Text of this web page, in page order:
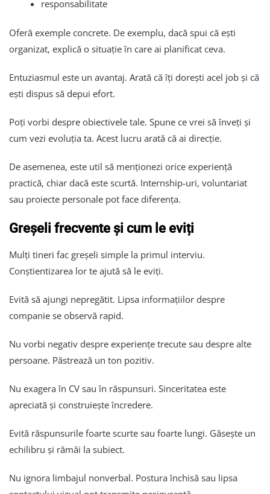
responsabilitate
Oferă exemple concrete. De exemplu, dacă spui că ești
organizat, explică o situație în care ai planificat ceva.
Entuziasmul este un avantaj. Arată că îți dorești acel job și că
ești dispus să depui efort.
Poți vorbi despre obiectivele tale. Spune ce vrei să înveți și
cum vezi evoluția ta. Acest lucru arată că ai direcție.
De asemenea, este util să menționezi orice experiență
practică, chiar dacă este scurtă. Internship-uri, voluntariat
sau proiecte personale pot face diferența.
Greșeli frecvente și cum le eviți
Mulți tineri fac greșeli simple la primul interviu.
Conștientizarea lor te ajută să le eviți.
Evită să ajungi nepregătit. Lipsa informațiilor despre
companie se observă rapid.
Nu vorbi negativ despre experiențe trecute sau despre alte
persoane. Păstrează un ton pozitiv.
Nu exagera în CV sau în răspunsuri. Sinceritatea este
apreciată și construiește încredere.
Evită răspunsurile foarte scurte sau foarte lungi. Găsește un
echilibru și rămâi la subiect.
Nu ignora limbajul nonverbal. Postura închisă sau lipsa